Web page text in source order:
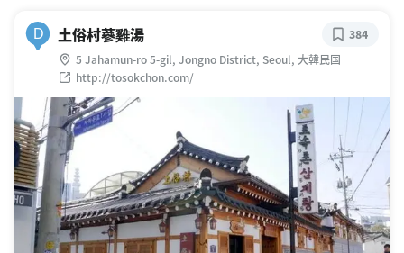
D 土俗村蔘雞湯
5 Jahamun-ro 5-gil, Jongno District, Seoul, 大韓民国
http://tosokchon.com/
384